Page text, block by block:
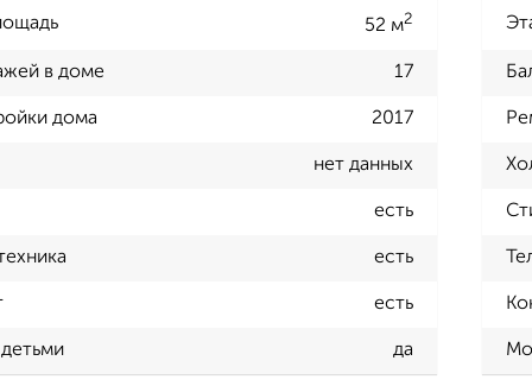
52 м2
в доме 17
дома 2017
нет данных
есть
есть
есть
да